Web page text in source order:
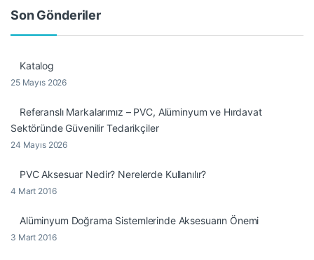
Son Gönderiler
Katalog
25 Mayıs 2026
Referanslı Markalarımız – PVC, Alüminyum ve Hırdavat
Sektöründe Güvenilir Tedarikçiler
24 Mayıs 2026
PVC Aksesuar Nedir? Nerelerde Kullanılır?
4 Mart 2016
Alüminyum Doğrama Sistemlerinde Aksesuarın Önemi
3 Mart 2016